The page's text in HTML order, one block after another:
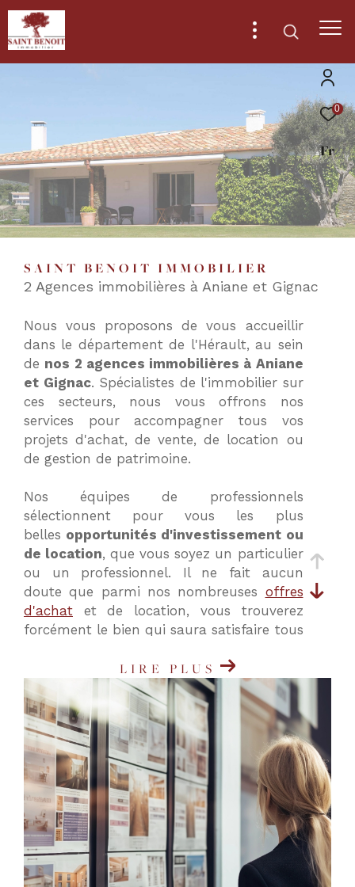
0
Fr
SAINT BENOIT IMMOBILIER
2 Agences immobilières à Aniane et Gignac
Nous vous proposons de vous accueillir
dans le département de l'Hérault, au sein
de nos 2 agences immobilières à Aniane
et Gignac. Spécialistes de l'immobilier sur
ces secteurs, nous vous offrons nos
services pour accompagner tous vos
projets d'achat, de vente, de location ou
de gestion de patrimoine.
Nos équipes de professionnels
sélectionnent pour vous les plus
belles opportunités d'investissement ou
de location, que vous soyez un particulier
ou un professionnel. Il ne fait aucun
doute que parmi nos nombreuses offres
d'achat et de location, vous trouverez
forcément le bien qui saura satisfaire tous
Nos agences immobilières à Aniane
(34150) et Gignac (34150) vous proposent
unesélection de biens de qualité
et variés
: de la villa avec piscine, à la grande
maison de village, de l'immeuble en cœur
de village à l'appartement avec terrasse,
mais aussi des studios, des terrains, des
murs commerciaux, des parkings et des
garages, et beaucoup d'autres
opportunitésd'achat et de location sur
un secteur entre Montpellier et
LIRE PLUS
Effectuer
une
recherche
trouver
bien
qui
à
vos
critères
Type
d'offre
Vente
Type
de
bien
Type de bien